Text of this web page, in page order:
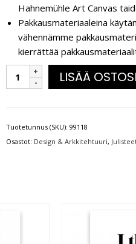
Hahnemühle Art Canvas
Pakkausmateriaaleina
vähennämme
kierrättää
LISÄÄ
Tuotetunnus (SKU): 99118
Osastot: Design & Arkkitehtuuri,